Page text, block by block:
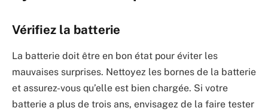
Vérifiez la batterie
La batterie doit être en bon état pour éviter les
mauvaises surprises. Nettoyez les bornes de la batterie
et assurez-vous qu’elle est bien chargée. Si votre
batterie a plus de trois ans, envisagez de la faire tester